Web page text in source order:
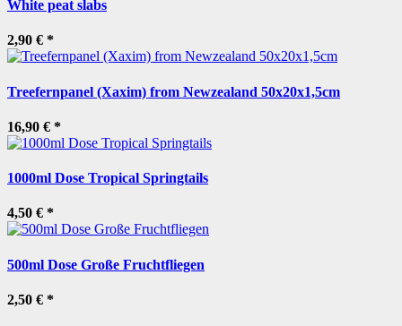
White peat slabs
2,90 € *
Treefernpanel (Xaxim) from Newzealand 50x20x1,5cm
16,90 € *
1000ml Dose Tropical Springtails
4,50 € *
500ml Dose Große Fruchtfliegen
2,50 € *